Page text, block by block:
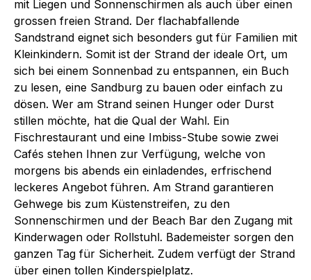
mit Liegen und Sonnenschirmen als auch über einen
grossen freien Strand. Der flachabfallende
Sandstrand eignet sich besonders gut für Familien mit
Kleinkindern. Somit ist der Strand der ideale Ort, um
sich bei einem Sonnenbad zu entspannen, ein Buch
zu lesen, eine Sandburg zu bauen oder einfach zu
dösen. Wer am Strand seinen Hunger oder Durst
stillen möchte, hat die Qual der Wahl. Ein
Fischrestaurant und eine Imbiss-Stube sowie zwei
Cafés stehen Ihnen zur Verfügung, welche von
morgens bis abends ein einladendes, erfrischend
leckeres Angebot führen. Am Strand garantieren
Gehwege bis zum Küstenstreifen, zu den
Sonnenschirmen und der Beach Bar den Zugang mit
Kinderwagen oder Rollstuhl. Bademeister sorgen den
ganzen Tag für Sicherheit. Zudem verfügt der Strand
über einen tollen Kinderspielplatz.